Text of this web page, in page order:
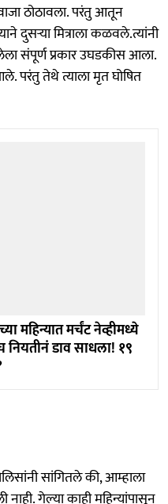
ठोठावला. परंतु आतून
दुसऱ्या मित्राला कळवले.त्यांनी
संपूर्ण प्रकार उघडकीस आला.
परंतु तेथे त्याला मृत घोषित
महिन्यात मर्चंट नेव्हीमध्ये
नियतीनं डाव साधला! १९
सांगितले की, आम्हाला